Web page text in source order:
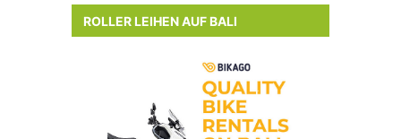
ROLLER LEIHEN AUF BALI